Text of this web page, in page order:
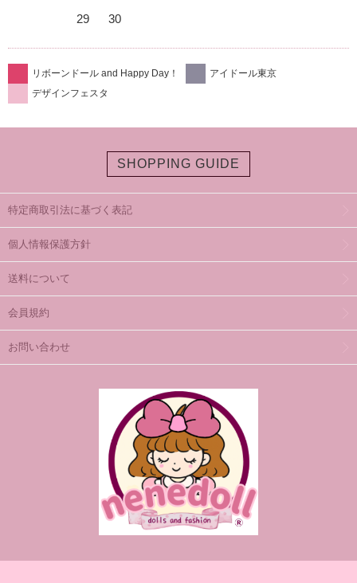
29 30
リボーンドール and Happy Day！
アイドール東京
デザインフェスタ
SHOPPING GUIDE
特定商取引法に基づく表記
個人情報保護方針
送料について
会員規約
お問い合わせ